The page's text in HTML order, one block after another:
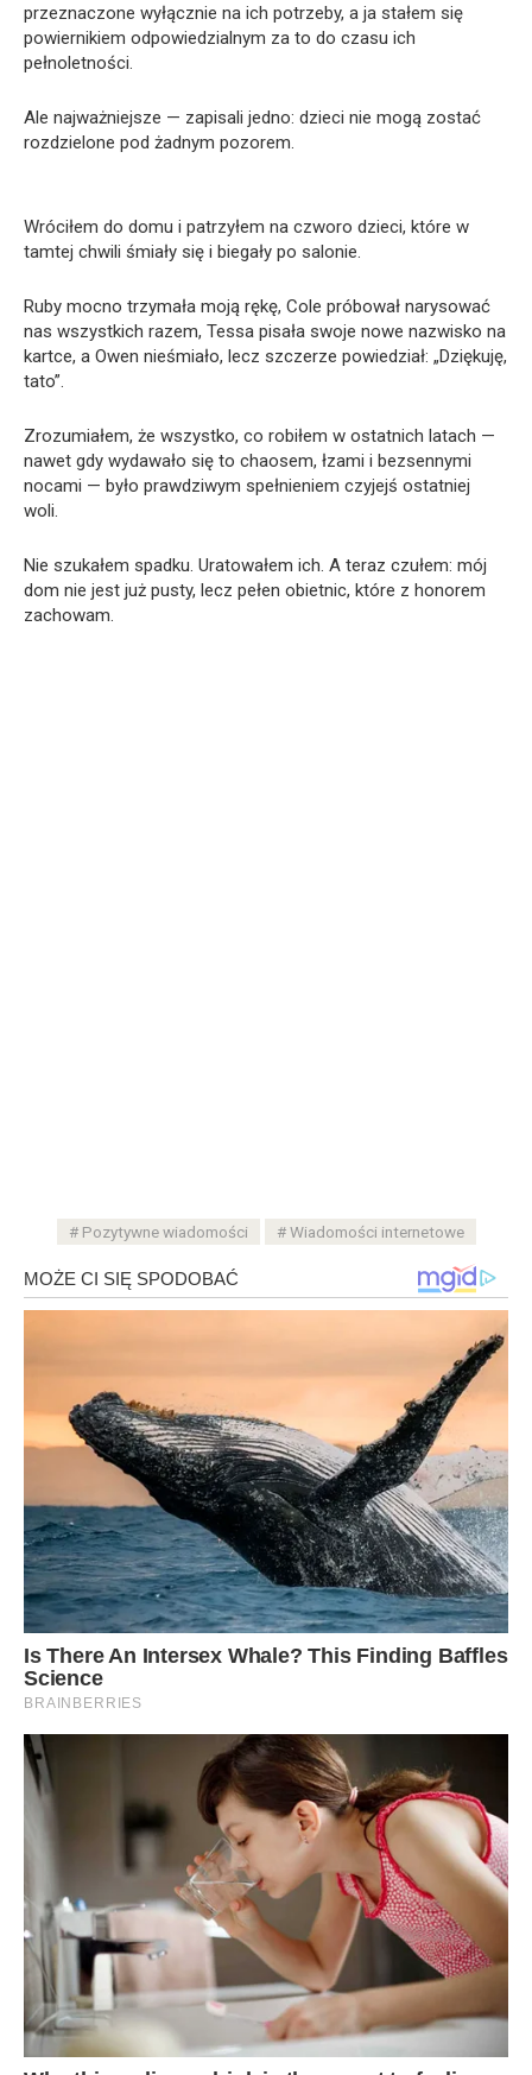
przeznaczone wyłącznie na ich potrzeby, a ja stałem się
powiernikiem odpowiedzialnym za to do czasu ich
pełnoletności.
Ale najważniejsze — zapisali jedno: dzieci nie mogą zostać
rozdzielone pod żadnym pozorem.
Wróciłem do domu i patrzyłem na czworo dzieci, które w
tamtej chwili śmiały się i biegały po salonie.
Ruby mocno trzymała moją rękę, Cole próbował narysować
nas wszystkich razem, Tessa pisała swoje nowe nazwisko na
kartce, a Owen nieśmiało, lecz szczerze powiedział: „Dziękuję,
tato”.
Zrozumiałem, że wszystko, co robiłem w ostatnich latach —
nawet gdy wydawało się to chaosem, łzami i bezsennymi
nocami — było prawdziwym spełnieniem czyjejś ostatniej
woli.
Nie szukałem spadku. Uratowałem ich. A teraz czułem: mój
dom nie jest już pusty, lecz pełen obietnic, które z honorem
zachowam.
Pozytywne wiadomości Wiadomości internetowe